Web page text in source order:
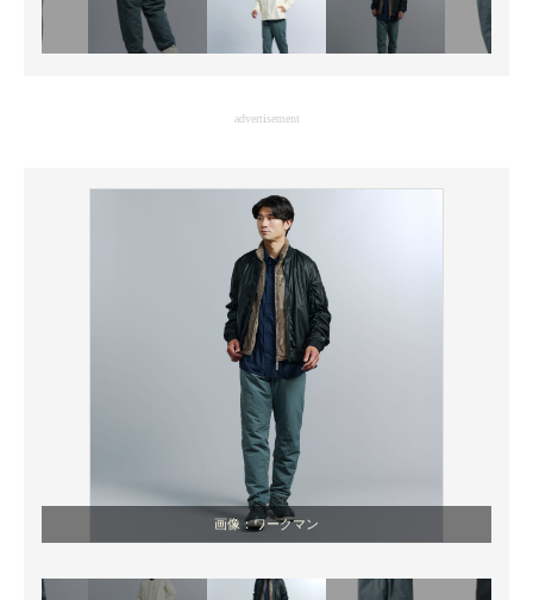
advertisement
画像：ワークマン